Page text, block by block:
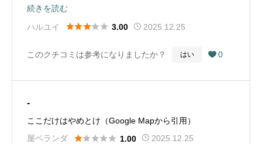
だった。ちゃと正確にしてほしい（Google Mapから引
用）
続きを読む
ハルユイ
 3.00 2025.12.25
このクチコミは参考になりましたか？ はい  0
-
ここだけはやめとけ（Google Mapから引用）
屋ベランダ
 1.00 2025.12.25